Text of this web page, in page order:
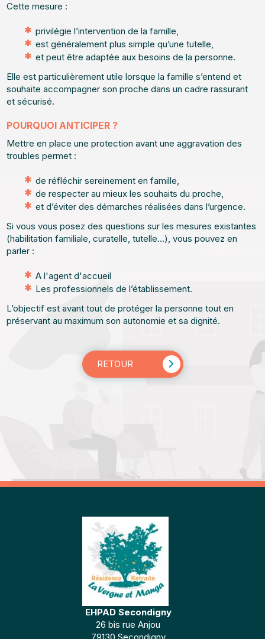
Cette mesure :
privilégie l’intervention de la famille,
est généralement plus simple qu’une tutelle,
et peut être adaptée aux besoins de la personne.
Elle est particulièrement utile lorsque la famille s’entend et
souhaite accompagner son proche dans un cadre rassurant
et sécurisé.
POURQUOI ANTICIPER ?
Mettre en place une protection avant une aggravation des
troubles permet :
de réfléchir sereinement en famille,
de respecter au mieux les souhaits du proche,
et d’éviter des démarches réalisées dans l’urgence.
Si vous vous posez des questions sur les mesures existantes
(habilitation familiale, curatelle, tutelle…), vous pouvez en
parler :
A l'agent d'accueil
Les professionnels de l’établissement.
L’objectif est avant tout de protéger la personne tout en
préservant au maximum son autonomie et sa dignité.
RETOUR
EHPAD Secondigny
26 bis rue Anjou